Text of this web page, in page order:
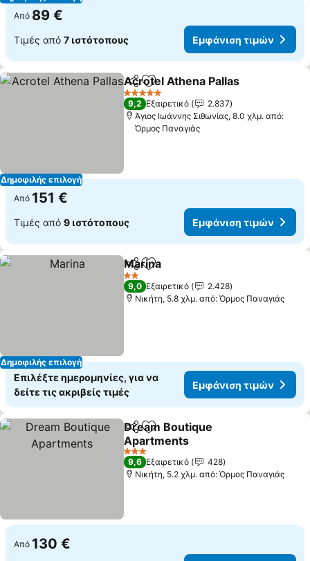
Από 89 €
Τιμές από 7 ιστότοπους Εμφάνιση τιμών
Δημοφιλής επιλογή
Κοινοποίηση
Προσθήκη στα αγαπημένα
Acrotel Athena Pallas
5 Αστέρια
9,2 Εξαιρετικό
2.837
Άγιος Ιωάννης Σιθωνίας, 8.0 χλμ. από:
Όρμος Παναγιάς
Από 151 €
Τιμές από 9 ιστότοπους Εμφάνιση τιμών
Δημοφιλής επιλογή
Κοινοποίηση
Προσθήκη στα αγαπημένα
Marina
2 Αστέρια
9,0 Εξαιρετικό
2.428
Νικήτη, 5.8 χλμ. από: Όρμος Παναγιάς
Επιλέξτε ημερομηνίες, για να
δείτε τις ακριβείς τιμές
Εμφάνιση τιμών
Κοινοποίηση
Προσθήκη στα αγαπημένα
Dream Boutique
Apartments
Εμφάνιση τιμών
3 Αστέρια
9,6 Εξαιρετικό
428
Νικήτη, 5.2 χλμ. από: Όρμος Παναγιάς
Από 130 €